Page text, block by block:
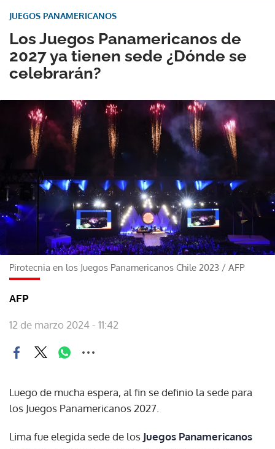
Los Juegos Panamericanos de
2027 ya tienen sede ¿Dónde se
celebrarán?
JUEGOS PANAMERICANOS
Pirotecnia en los Juegos Panamericanos Chile 2023 / AFP
AFP
12 de marzo 2024 - 11:42
Luego de mucha espera, al fin se definio la sede para
los Juegos Panamericanos 2027.
Lima fue elegida sede de los Juegos Panamericanos